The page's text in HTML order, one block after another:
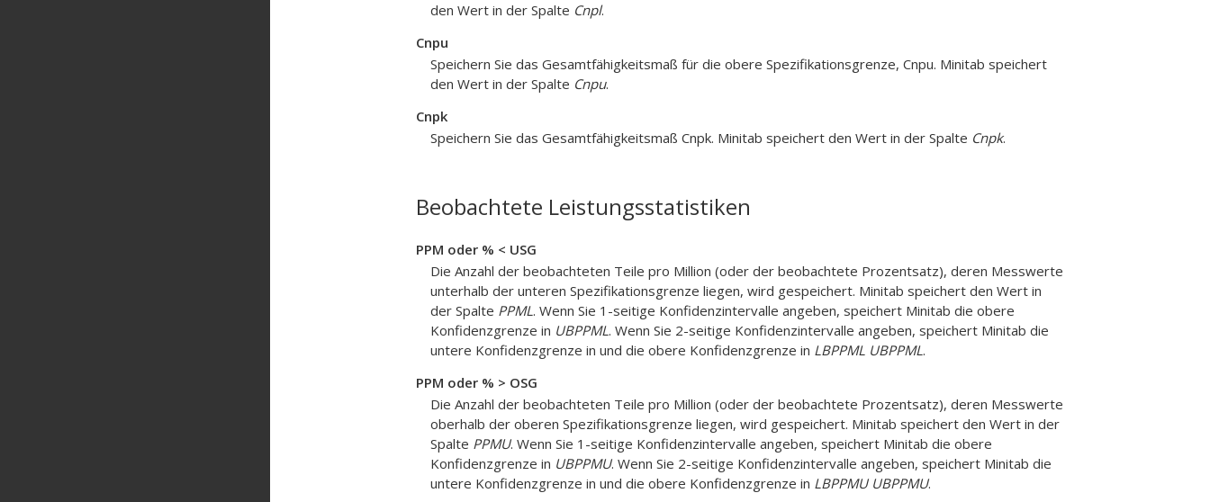
den Wert in der Spalte Cnpl.
Cnpu
Speichern Sie das Gesamtfähigkeitsmaß für die obere Spezifikationsgrenze, Cnpu. Minitab speichert
den Wert in der Spalte Cnpu.
Cnpk
Speichern Sie das Gesamtfähigkeitsmaß Cnpk. Minitab speichert den Wert in der Spalte Cnpk.
Beobachtete Leistungsstatistiken
PPM oder % < USG
Die Anzahl der beobachteten Teile pro Million (oder der beobachtete Prozentsatz), deren Messwerte
unterhalb der unteren Spezifikationsgrenze liegen, wird gespeichert. Minitab speichert den Wert in
der Spalte PPML. Wenn Sie 1-seitige Konfidenzintervalle angeben, speichert Minitab die obere
Konfidenzgrenze in UBPPML. Wenn Sie 2-seitige Konfidenzintervalle angeben, speichert Minitab die
untere Konfidenzgrenze in und die obere Konfidenzgrenze in LBPPML UBPPML.
PPM oder % > OSG
Die Anzahl der beobachteten Teile pro Million (oder der beobachtete Prozentsatz), deren Messwerte
oberhalb der oberen Spezifikationsgrenze liegen, wird gespeichert. Minitab speichert den Wert in der
Spalte PPMU. Wenn Sie 1-seitige Konfidenzintervalle angeben, speichert Minitab die obere
Konfidenzgrenze in UBPPMU. Wenn Sie 2-seitige Konfidenzintervalle angeben, speichert Minitab die
untere Konfidenzgrenze in und die obere Konfidenzgrenze in LBPPMU UBPPMU.